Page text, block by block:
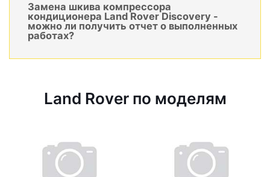
Замена шкива компрессора
кондиционера Land Rover Discovery -
можно ли получить отчет о выполненных
работах?
Land Rover по моделям